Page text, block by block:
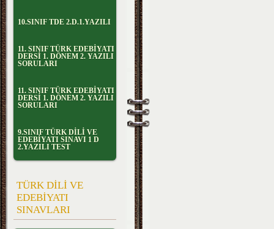
10.SINIF TDE 2.D.1.YAZILI
11. SINIF TÜRK EDEBİYATI
DERSİ 1. DÖNEM 2. YAZILI
SORULARI
11. SINIF TÜRK EDEBİYATI
DERSİ 1. DÖNEM 2. YAZILI
SORULARI
9.SINIF TÜRK DİLİ VE
EDEBİYATI SINAVI 1 D
2.YAZILI TEST
TÜRK DİLİ VE
EDEBİYATI
SINAVLARI